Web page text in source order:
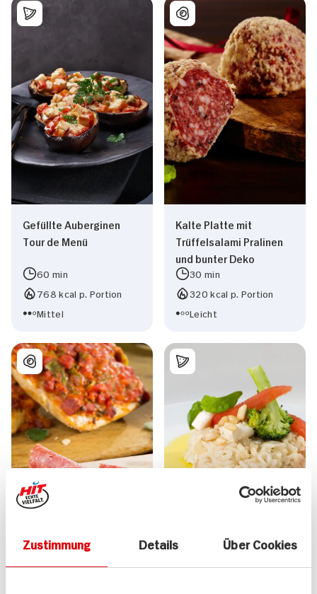
Zustimmung Details Über Cookies
Gefüllte Auberginen
Tour de Menü
60 min
768 kcal p. Portion
Mittel
Kalte Platte mit
Trüffelsalami Pralinen
und bunter Deko
30 min
320 kcal p. Portion
Leicht
Pizzabrötchen
Risotto mit Mozzarella